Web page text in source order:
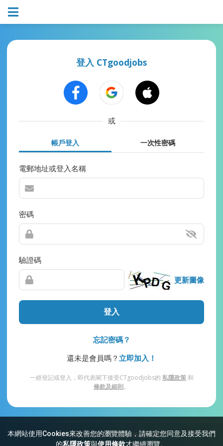
本網站使用Cookies來改善您的瀏覽體驗，請確定您同意及接受我們
的私隱政策與使用條款才繼續瀏覽。
登入 CTgoodjobs
或
帳戶登入 一次性密碼
電郵地址或登入名稱
密碼
驗證碼
更新圖像
登入
忘記密碼？
還未是會員嗎？ 立即加入！
一經登記或登入，即代表閣下接受CTgoodjobs的 私隱政策和
條款及細則。
網站索引 常見問題 私隱 條款及細則